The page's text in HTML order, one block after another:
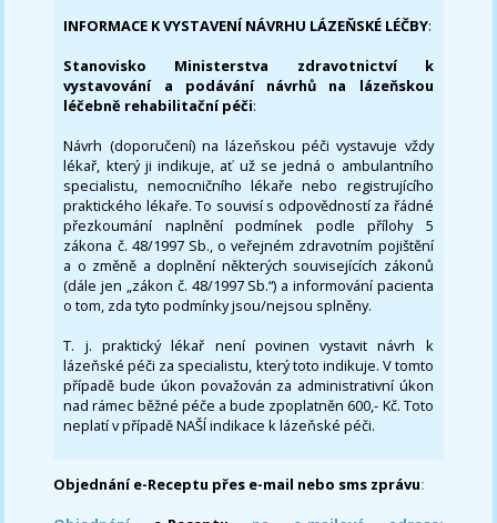
INFORMACE K VYSTAVENÍ NÁVRHU LÁZEŇSKÉ LÉČBY:
Stanovisko Ministerstva zdravotnictví k
vystavování a podávání návrhů na lázeňskou
léčebně rehabilitační péči:
Návrh (doporučení) na lázeňskou péči vystavuje vždy
lékař, který ji indikuje, ať už se jedná o ambulantního
specialistu, nemocničního lékaře nebo registrujícího
praktického lékaře. To souvisí s odpovědností za řádné
přezkoumání naplnění podmínek podle přílohy 5
zákona č. 48/1997 Sb., o veřejném zdravotním pojištění
a o změně a doplnění některých souvisejících zákonů
(dále jen „zákon č. 48/1997 Sb.“) a informování pacienta
o tom, zda tyto podmínky jsou/nejsou splněny.
T. j. praktický lékař není povinen vystavit návrh k
lázeňské péči za specialistu, který toto indikuje. V tomto
případě bude úkon považován za administrativní úkon
nad rámec běžné péče a bude zpoplatněn 600,- Kč. Toto
neplatí v případě NAŠÍ indikace k lázeňské péči.
Objednání e-Receptu přes e-mail nebo sms zprávu: